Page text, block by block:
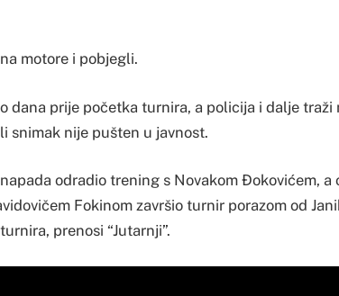
motore i pobjegli.
dana prije početka turnira, a policija i dalje traži
snimak nije pušten u javnost.
odradio trening s Novakom Đokovićem, a
Fokinom završio turnir porazom od
prenosi “Jutarnji”.